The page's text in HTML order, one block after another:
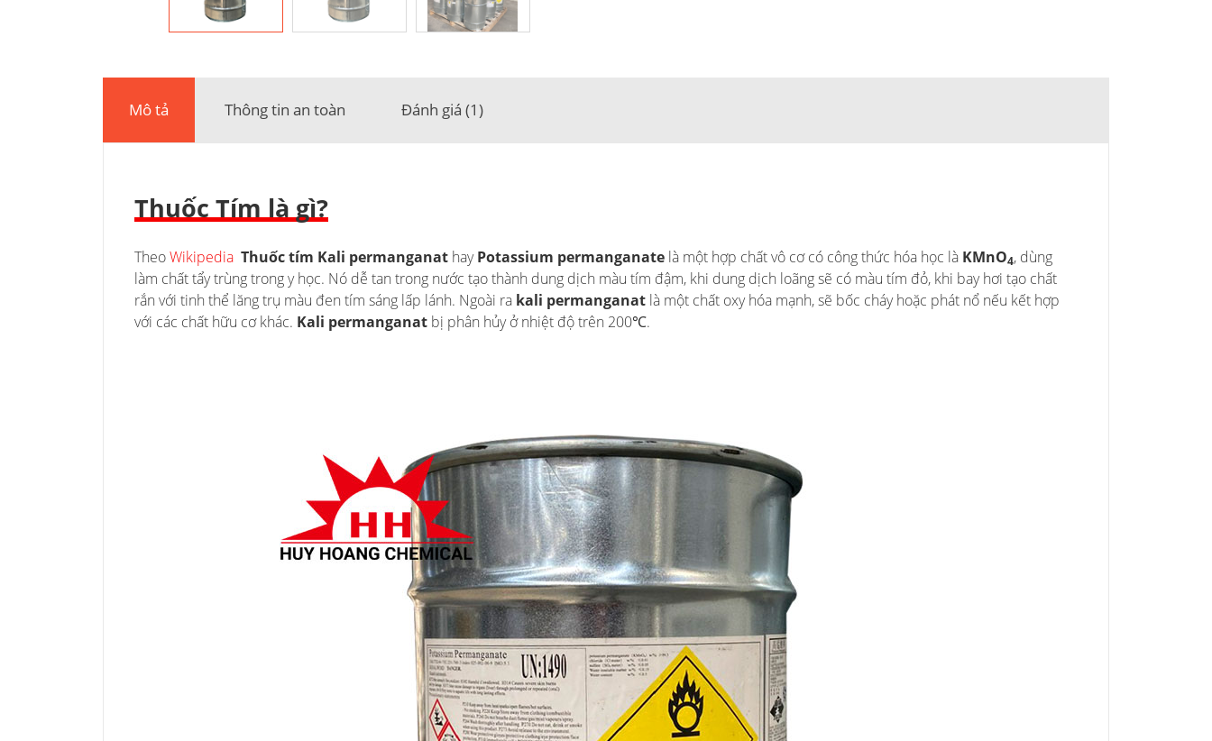
Mô tả Thông tin an toàn Đánh giá (1)
Thuốc Tím là gì?
TheoWikipedia Thuốc tím Kali permanganat hayPotassium permanganate là một hợp chất vô cơ có công thức hóa học là KMnO4, dùng
làm chất tẩy trùng trong y học. Nó dễ tan trong nước tạo thành dung dịch màu tím đậm, khi dung dịch loãng sẽ có màu tím đỏ, khi bay hơi tạo chất
rắn với tinh thể lăng trụ màu đen tím sáng lấp lánh. Ngoài ra kali permanganat là một chất oxy hóa mạnh, sẽ bốc cháy hoặc phát nổ nếu kết hợp
với các chất hữu cơ khác. Kali permanganat bị phân hủy ở nhiệt độ trên 200℃.